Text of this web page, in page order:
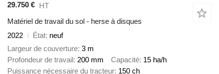
29.750 € HT
Matériel de travail du sol - herse à disques
2022
État neuf
Largeur de couverture 3 m
Profondeur de travail 200 mm Capacité 15 ha/h
Puissance nécessaire du tracteur 150 ch